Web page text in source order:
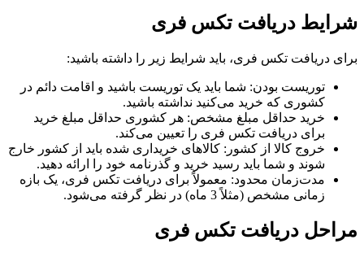
شرایط دریافت تکس فری
برای دریافت تکس فری، باید شرایط زیر را داشته باشید:
توریست بودن: شما باید یک توریست باشید و اقامت دائم در
کشوری که خرید می‌کنید نداشته باشید.
خرید حداقل مبلغ مشخص: هر کشوری حداقل مبلغ خرید
برای دریافت تکس فری را تعیین می‌کند.
خروج کالا از کشور: کالاهای خریداری شده باید از کشور خارج
شوند و شما باید رسید خرید و گذرنامه خود را ارائه دهید.
مدت‌زمان محدود: معمولاً برای دریافت تکس فری، یک بازه
زمانی مشخص (مثلاً 3 ماه) در نظر گرفته می‌شود.
مراحل دریافت تکس فری